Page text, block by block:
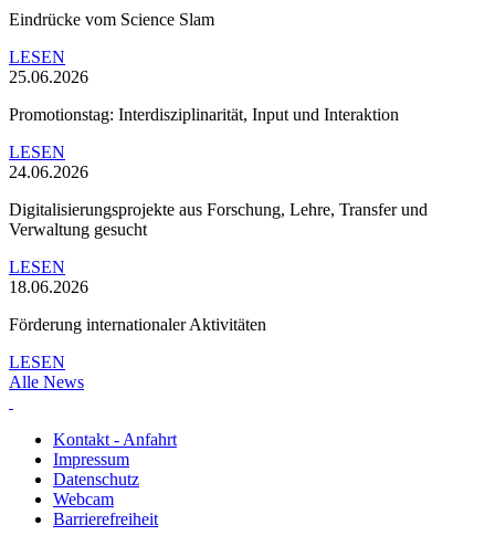
Eindrücke vom Science Slam
LESEN
25.06.2026
Promotionstag: Interdisziplinarität, Input und Interaktion
LESEN
24.06.2026
Digitalisierungsprojekte aus Forschung, Lehre, Transfer und
Verwaltung gesucht
LESEN
18.06.2026
Förderung internationaler Aktivitäten
LESEN
Alle News
Kontakt - Anfahrt
Impressum
Datenschutz
Webcam
Barrierefreiheit